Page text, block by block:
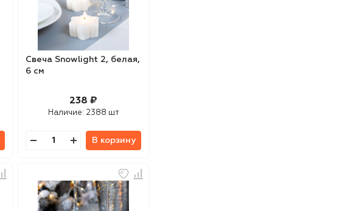
Свеча Snowlight 2, белая,
6 см
238 ₽
Наличие: 2388 шт
В корзину